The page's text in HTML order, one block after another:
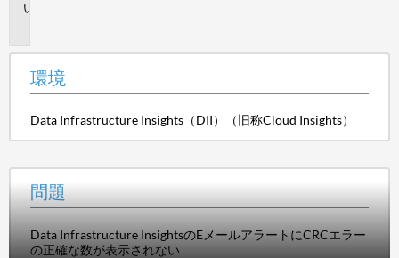
環境
Data Infrastructure Insights（DII）（旧称Cloud Insights）
問題
Data Infrastructure InsightsのEメールアラートにCRCエラー
の正確な数が表示されない